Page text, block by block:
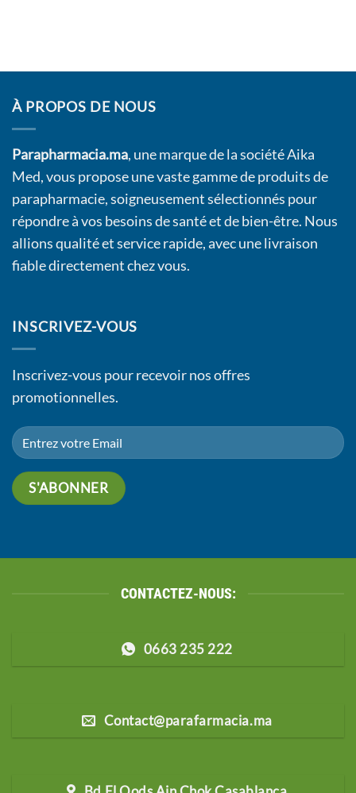
À PROPOS DE NOUS
Parapharmacia.ma, une marque de la société Aika
Med, vous propose une vaste gamme de produits de
parapharmacie, soigneusement sélectionnés pour
répondre à vos besoins de santé et de bien-être. Nous
allions qualité et service rapide, avec une livraison
fiable directement chez vous.
INSCRIVEZ-VOUS
Inscrivez-vous pour recevoir nos offres
promotionnelles.
CONTACTEZ-NOUS:
0663 235 222
Contact@parafarmacia.ma